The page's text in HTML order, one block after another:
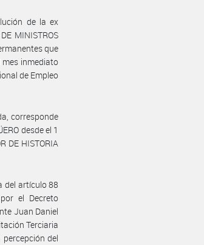
de la ex
MINISTROS
que
inmediato
de Empleo
corresponde
desde el 1
DE HISTORIA
del artículo 88
por el Decreto
Juan Daniel
Terciaria
percepción del